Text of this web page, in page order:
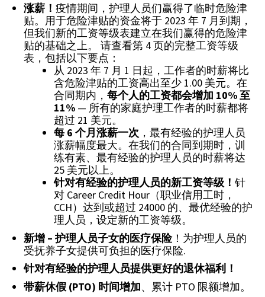
涨薪！ 疫情期间，护理人员们赢得了临时危险津
贴。用于危险津贴的资金将于 2023 年 7 月到期，
但我们新的工资等级表建立在我们赢得的危险津
贴的基础之上。 请查看第 4 页的完整工资等级
表，包括以下要点：
从 2023 年 7 月 1 日起，工作者的时薪将比
含危险津贴的工资高出至少 1.00 美元。在
合同期内， 每个人的工资都会增加 10%至
11% — 所有的家庭护理工作者的时薪都将
超过 21 美元。
每 6 个月涨薪一次 ，最有经验的护理人员
涨薪幅度最大。在我们的合同到期时，训
练有素、最有经验的护理人员的时薪将达
25 美元以上。
针对有经验的护理人员的新工资等级！ 针
对 Career Credit Hour（职业信用工时，
CCH）达到或超过 24000 的、最优经验的护
理人员，设定新的工资等级。
新增 – 护理人员子女的医疗保险！为护理人员的
受抚养子女提供可负担的医疗保险.
针对有经验的护理人员提供更好的退休福利！
带薪休假 (PTO) 时间增加、累计 PTO 限额增加。